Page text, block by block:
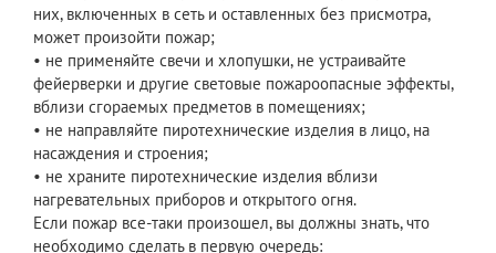
них, включенных в сеть и оставленных без присмотра,
может произойти пожар;
• не применяйте свечи и хлопушки, не устраивайте
фейерверки и другие световые пожароопасные эффекты,
вблизи сгораемых предметов в помещениях;
• не направляйте пиротехнические изделия в лицо, на
насаждения и строения;
• не храните пиротехнические изделия вблизи
нагревательных приборов и открытого огня.
Если пожар все-таки произошел, вы должны знать, что
необходимо сделать в первую очередь: